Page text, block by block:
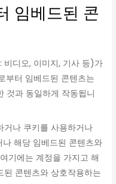
임베드된 콘
비디오, 이미지, 기사 등)가
부터 임베드된 콘텐츠는
것과 동일하게 작동됩니
거나 쿠키를 사용하거나
해당 임베드된 콘텐츠와
기에는 계정을 가지고 해
콘텐츠와 상호작용하는